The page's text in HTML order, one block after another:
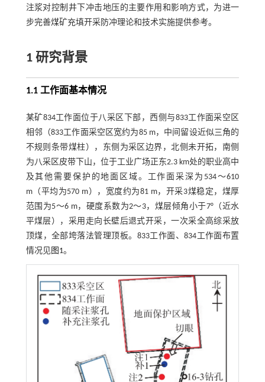
注浆对控制井下冲击地压的主要作用和影响方式，为进一
步完善煤矿充填开采防冲理论和技术实施提供参考。
1 研究背景
1.1 工作面基本情况
某矿834工作面位于八采区下部，西侧与833工作面采空区
相邻（833工作面采空区宽约为85 m，中间留设近似三角的
不规则条带煤柱），东侧为采区边界，北侧未开拓，南侧
为八采区皮带下山，位于工业广场正东2.3 km处的职业高中
及其他需要保护的地面区域。工作面采深为534～610
m（平均为570 m），宽度约为81 m，开采3煤稳定，煤厚
范围为5～6 m，硬度系数为2～3，煤层倾角小于7°（近水
平煤层），采用走向长壁后退式开采，一次采全高综采放
顶煤，全部垮落法管理顶板。833工作面、834工作面布置
情况见图1。